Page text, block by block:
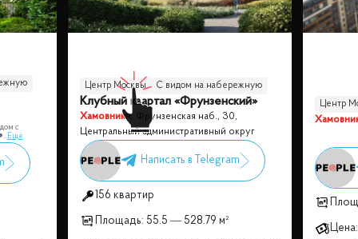
с
...Ещё
Центр Москвы С видом на набережную
Клубный квартал «Фрунзенский»
Хамовники, Фрунзенская наб., 30,
Центральный административный округ
156 квартир
Площадь: 55.5 — 528.79 м²
Центр
Цена: